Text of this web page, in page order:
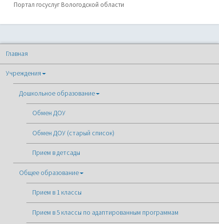
Портал госуслуг Вологодской области
Главная
Учреждения
Дошкольное образование
Обмен ДОУ
Обмен ДОУ (старый список)
Прием в детсады
Общее образование
Прием в 1 классы
Прием в 5 классы по адаптированным программам